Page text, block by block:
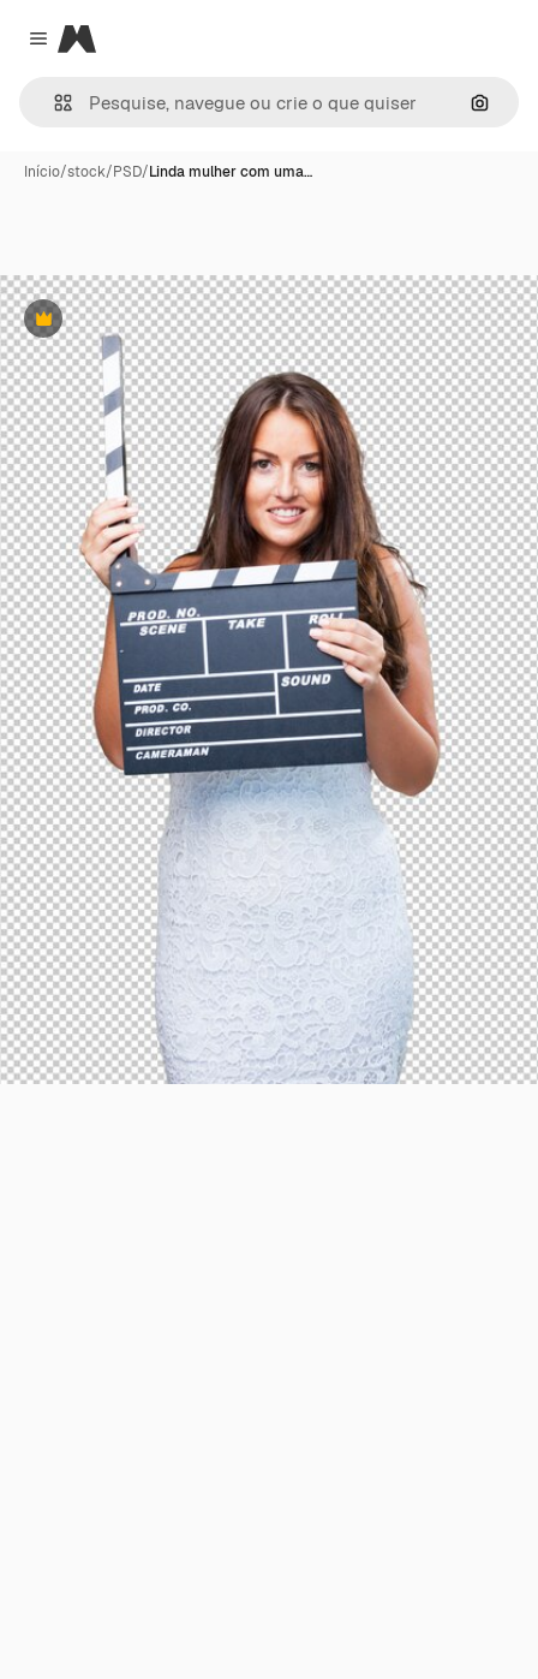
Close menu
Magnific
Início/stock/PSD/Linda mulher com uma…
Premium